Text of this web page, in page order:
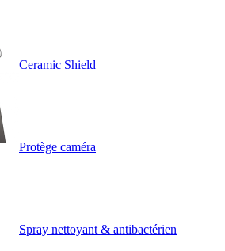
Ceramic Shield
Protège caméra
Spray nettoyant & antibactérien